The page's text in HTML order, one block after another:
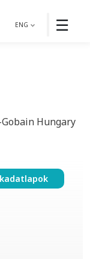
☰
ENG
Hungary